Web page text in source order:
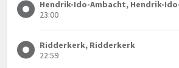
Hendrik-Ido-Ambacht, Hendrik-
23:00
Ridderkerk, Ridderkerk
22:59